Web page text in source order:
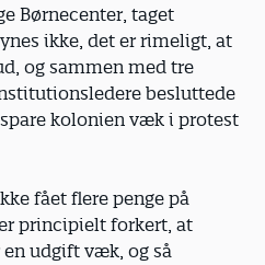
Børnecenter, taget
ikke, det er rimeligt, at
og sammen med tre
besluttede
kolonien væk i protest
fået flere penge på
principielt forkert, at
udgift væk, og så